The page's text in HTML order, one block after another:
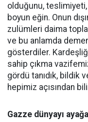
olduğunu,
boyun eğin. Onun
zulümleri daima
ve bu anlamda
gösterdiler.
sahip çıkma
gördü tanıdık, bildik
hepimiz açısından
Gazze dünyayı